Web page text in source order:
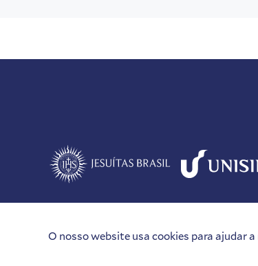
O nosso website usa cookies para ajudar